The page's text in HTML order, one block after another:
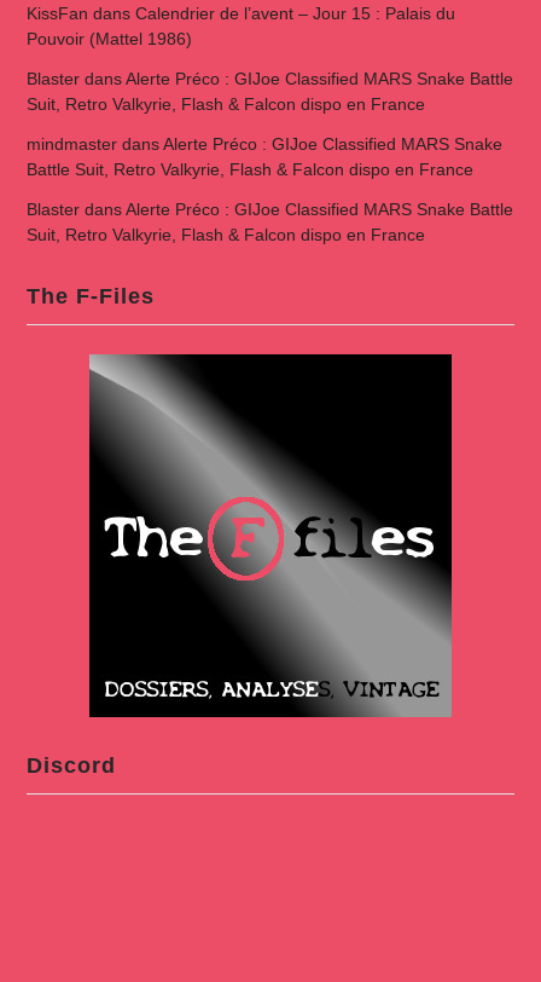
KissFan dans Calendrier de l’avent – Jour 15 : Palais du
Pouvoir (Mattel 1986)
BlasterdansAlerte Préco : GIJoe Classified MARS Snake Battle
Suit, Retro Valkyrie, Flash & Falcon dispo en France
mindmasterdansAlerte Préco : GIJoe Classified MARS Snake
Battle Suit, Retro Valkyrie, Flash & Falcon dispo en France
BlasterdansAlerte Préco : GIJoe Classified MARS Snake Battle
Suit, Retro Valkyrie, Flash & Falcon dispo en France
The F-Files
Discord